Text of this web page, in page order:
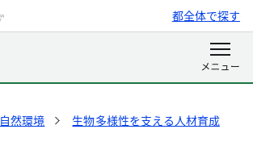
都全体で探す
自然環境
生物多様性を支える人材育成